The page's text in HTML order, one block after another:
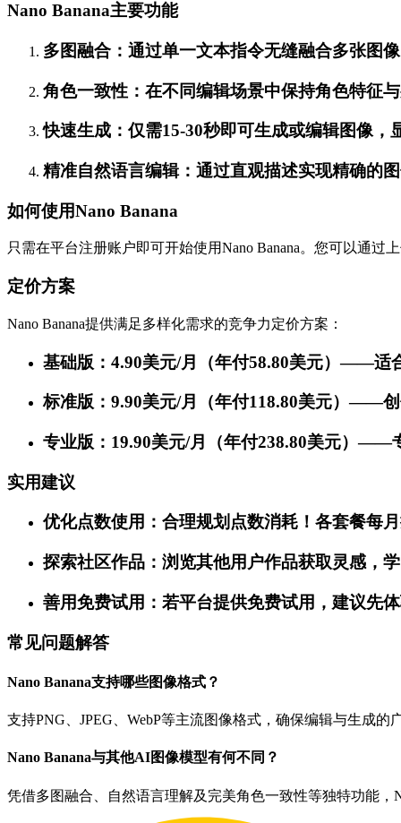
Nano Banana主要功能
多图融合：通过单一文本指令无缝融合多张图
角色一致性：在不同编辑场景中保持角色特征
快速生成：仅需15-30秒即可生成或编辑图像，
精准自然语言编辑：通过直观描述实现精确的
如何使用Nano Banana
只需在平台注册账户即可开始使用Nano Banana。您可以通
定价方案
Nano Banana提供满足多样化需求的竞争力定价方案：
基础版：4.90美元/月（年付58.80美元）——适
标准版：9.90美元/月（年付118.80美元）——
专业版：19.90美元/月（年付238.80美元）——
实用建议
优化点数使用：合理规划点数消耗！各套餐每
探索社区作品：浏览其他用户作品获取灵感，
善用免费试用：若平台提供免费试用，建议先
常见问题解答
Nano Banana支持哪些图像格式？
支持PNG、JPEG、WebP等主流图像格式，确保编辑与生成的
Nano Banana与其他AI图像模型有何不同？
凭借多图融合、自然语言理解及完美角色一致性等独特功能